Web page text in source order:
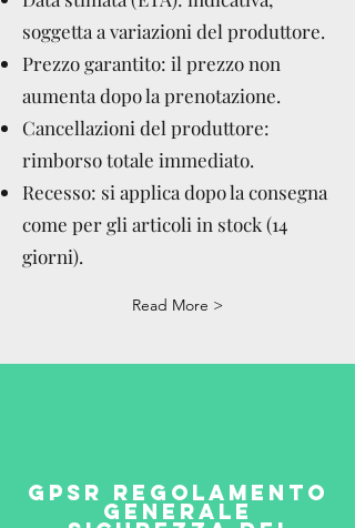
soggetta a variazioni del produttore.
Prezzo garantito: il prezzo non
aumenta dopo la prenotazione.
Cancellazioni del produttore:
rimborso totale immediato.
Recesso: si applica dopo la consegna
come per gli articoli in stock (14
giorni).
Read More >
GPSR REGOLAMENTO
GENERALE